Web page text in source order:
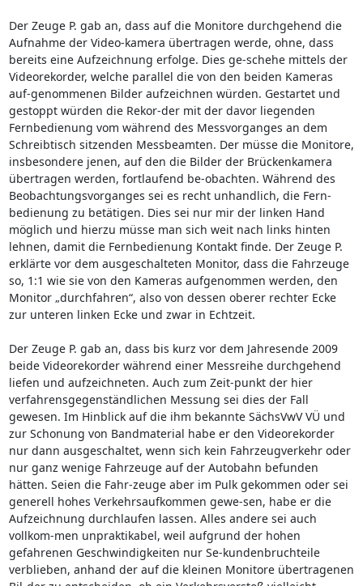
Der Zeuge P. gab an, dass auf die Monitore durchgehend die
Aufnahme der Video-kamera übertragen werde, ohne, dass
bereits eine Aufzeichnung erfolge. Dies ge-schehe mittels der
Videorekorder, welche parallel die von den beiden Kameras
auf-genommenen Bilder aufzeichnen würden. Gestartet und
gestoppt würden die Rekor-der mit der davor liegenden
Fernbedienung vom während des Messvorganges an dem
Schreibtisch sitzenden Messbeamten. Der müsse die Monitore,
insbesondere jenen, auf den die Bilder der Brückenkamera
übertragen werden, fortlaufend be-obachten. Während des
Beobachtungsvorganges sei es recht unhandlich, die Fern-
bedienung zu betätigen. Dies sei nur mir der linken Hand
möglich und hierzu müsse man sich weit nach links hinten
lehnen, damit die Fernbedienung Kontakt finde. Der Zeuge P.
erklärte vor dem ausgeschalteten Monitor, dass die Fahrzeuge
so, 1:1 wie sie von den Kameras aufgenommen werden, den
Monitor „durchfahren“, also von dessen oberer rechter Ecke
zur unteren linken Ecke und zwar in Echtzeit.
Der Zeuge P. gab an, dass bis kurz vor dem Jahresende 2009
beide Videorekorder während einer Messreihe durchgehend
liefen und aufzeichneten. Auch zum Zeit-punkt der hier
verfahrensgegenständlichen Messung sei dies der Fall
gewesen. Im Hinblick auf die ihm bekannte SächsVwV VÜ und
zur Schonung von Bandmaterial habe er den Videorekorder
nur dann ausgeschaltet, wenn sich kein Fahrzeugverkehr oder
nur ganz wenige Fahrzeuge auf der Autobahn befunden
hätten. Seien die Fahr-zeuge aber im Pulk gekommen oder sei
generell hohes Verkehrsaufkommen gewe-sen, habe er die
Aufzeichnung durchlaufen lassen. Alles andere sei auch
vollkom-men unpraktikabel, weil aufgrund der hohen
gefahrenen Geschwindigkeiten nur Se-kundenbruchteile
verblieben, anhand der auf die kleinen Monitore übertragenen